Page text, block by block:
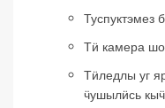
Туспуктэмез
Тӥ камера
Тӥледлы уг
ӵушылӥсь